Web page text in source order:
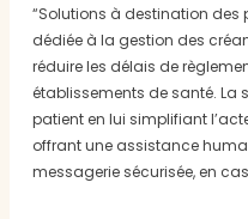
“Solutions à destination des
dédiée à la gestion des
réduire les délais de
établissements de santé. La
patient en lui simplifiant
offrant une assistance
messagerie sécurisée, en